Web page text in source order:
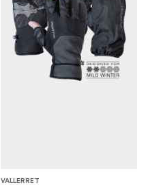
VALLERRET